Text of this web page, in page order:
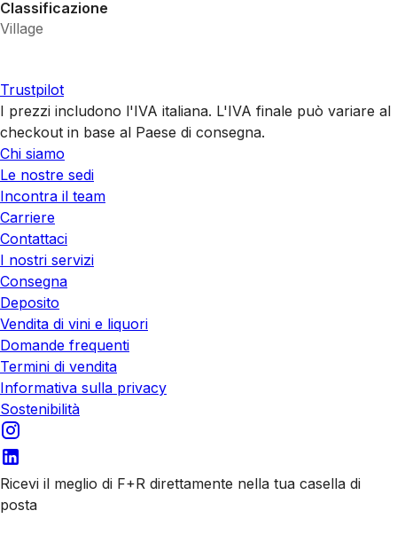
Classificazione
Village
Trustpilot
I prezzi includono l'IVA italiana. L'IVA finale può variare al
checkout in base al Paese di consegna.
Chi siamo
Le nostre sedi
Incontra il team
Carriere
Contattaci
I nostri servizi
Consegna
Deposito
Vendita di vini e liquori
Domande frequenti
Termini di vendita
Informativa sulla privacy
Sostenibilità
Ricevi il meglio di F+R direttamente nella tua casella di
posta